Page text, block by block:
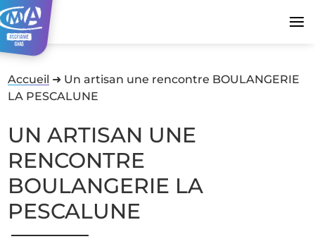
Accueil ➜ Un artisan une rencontre BOULANGERIE
LA PESCALUNE
UN ARTISAN UNE
RENCONTRE
BOULANGERIE LA
PESCALUNE